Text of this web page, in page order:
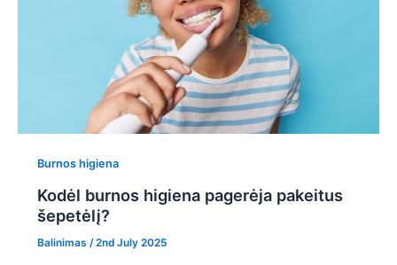
Burnos higiena
Kodėl burnos higiena pagerėja pakeitus
šepetėlį?
Balinimas /2nd July 2025